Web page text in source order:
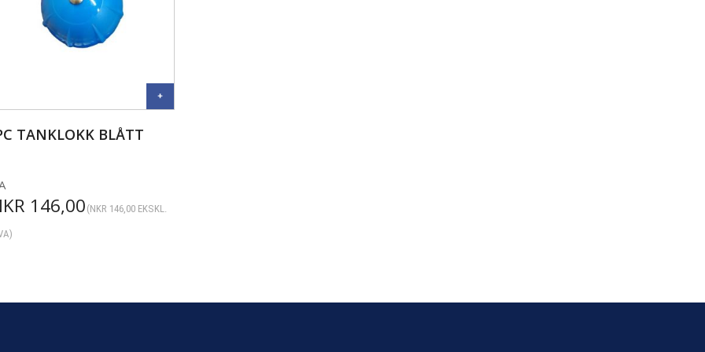
TANKLOKK BLÅTT
146,00 (NKR 146,00EKSKL.